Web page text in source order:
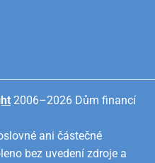
2006–2026 Dům financí
ani částečné
bez uvedení zdroje a